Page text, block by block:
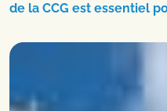
de la CCG est essentiel